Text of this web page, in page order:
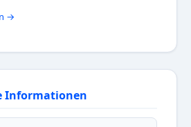
→
Informationen